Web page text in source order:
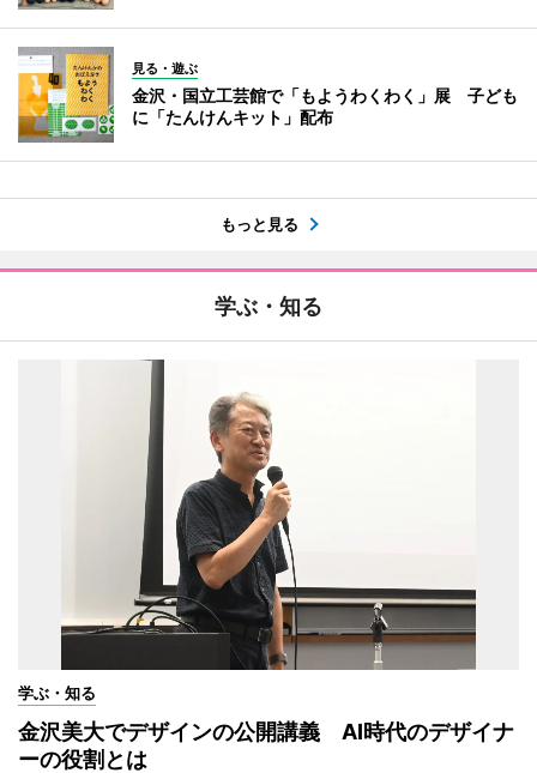
見る・遊ぶ
金沢・国立工芸館で「もようわくわく」展 子ども
に「たんけんキット」配布
もっと見る
学ぶ・知る
学ぶ・知る
金沢美大でデザインの公開講義 AI時代のデザイナ
ーの役割とは